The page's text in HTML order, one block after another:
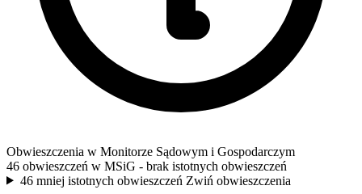
Obwieszczenia w Monitorze Sądowym i Gospodarczym
46 obwieszczeń w MSiG - brak istotnych obwieszczeń
46 mniej istotnych obwieszczeń Zwiń obwieszczenia